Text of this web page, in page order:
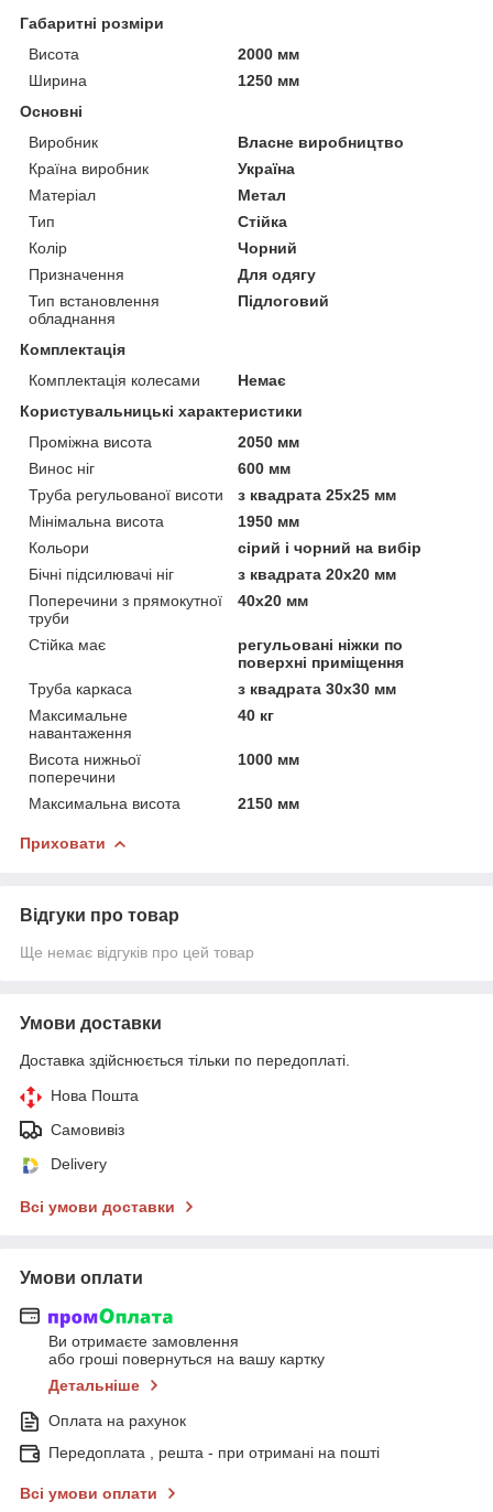
Габаритні розміри
Висота
2000 мм
Ширина
1250 мм
Основні
Виробник
Власне виробництво
Країна виробник
Україна
Матеріал
Метал
Тип
Стійка
Колір
Чорний
Призначення
Для одягу
Тип встановлення
обладнання
Підлоговий
Комплектація
Комплектація колесами
Немає
Користувальницькі характеристики
Проміжна висота
2050 мм
Винос ніг
600 мм
Труба регульованої висоти
з квадрата 25х25 мм
Мінімальна висота
1950 мм
Кольори
сірий і чорний на вибір
Бічні підсилювачі ніг
з квадрата 20х20 мм
Поперечини з прямокутної
труби
40х20 мм
Стійка має
регульовані ніжки по
поверхні приміщення
Труба каркаса
з квадрата 30х30 мм
Максимальне
навантаження
40 кг
Висота нижньої
поперечини
1000 мм
Максимальна висота 2150 мм
Приховати
Відгуки про товар
Ще немає відгуків про цей товар
Умови доставки
Доставка здійснюється тільки по передоплаті.
Нова Пошта
Самовивіз
Delivery
Всі умови доставки
Умови оплати
Ви отримаєте замовлення
або гроші повернуться на вашу картку
Детальніше
Оплата на рахунок
Передоплата , решта - при отримані на пошті
Всі умови оплати